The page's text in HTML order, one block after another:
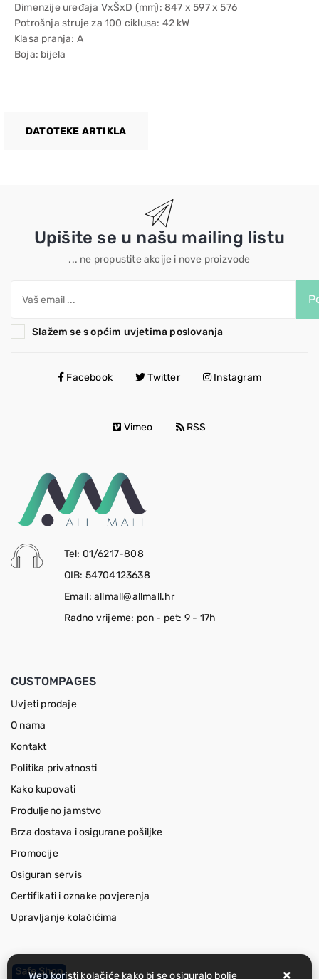
Dimenzije uređaja VxŠxD (mm): 847 x 597 x 576
Potrošnja struje za 100 ciklusa: 42 kW
Klasa pranja: A
Boja: bijela
DATOTEKE ARTIKLA
Upišite se u našu mailing listu
... ne propustite akcije i nove proizvode
Slažem se s općim uvjetima poslovanja
Facebook Twitter Instagram
Vimeo RSS
Tel: 01/6217-808
OIB: 54704123638
Email: allmall@allmall.hr
Radno vrijeme: pon - pet: 9 - 17h
CUSTOMPAGES
Uvjeti prodaje
O nama
Kontakt
Politika privatnosti
Kako kupovati
Produljeno jamstvo
Brza dostava i osigurane pošiljke
Promocije
Osiguran servis
Certifikati i oznake povjerenja
Upravljanje kolačićima
Web koristi kolačiće kako bi se osiguralo bolje